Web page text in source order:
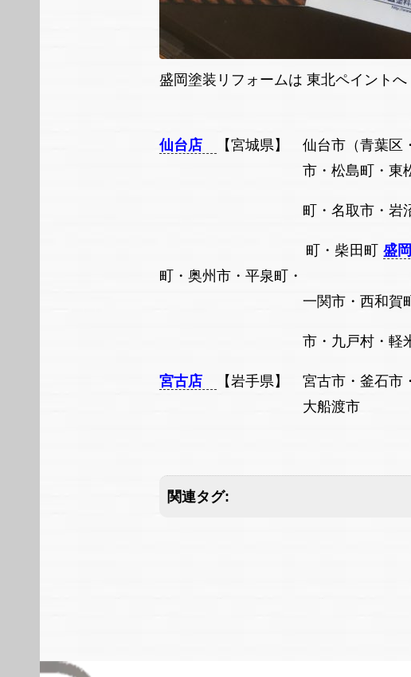
盛岡塗装リフォームは 東北ペイントへ
仙台店
【宮城県】 仙台市（青葉区
市・松島町・東松島町・大郷
町・名取市・岩沼市・村田町
町・柴田町 盛
町・奥州市・平泉町・
一関市・西和賀町・雫石町・
市・九戸村・軽米
宮古店
【岩手県】 宮古市・釜石市
大船渡市
関連タグ: